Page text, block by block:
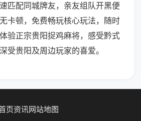
匹配同城牌友，亲友组队开黑便
卡顿，免费畅玩核心玩法，随时
验正宗贵阳捉鸡麻将，感受黔式
受贵阳及周边玩家的喜爱。
页资讯网站地图